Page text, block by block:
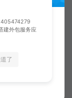
性等各方
建外包服务应
了